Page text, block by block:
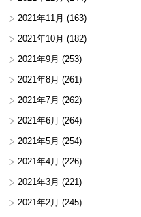
2021年11月 (163)
2021年10月 (182)
2021年9月 (253)
2021年8月 (261)
2021年7月 (262)
2021年6月 (264)
2021年5月 (254)
2021年4月 (226)
2021年3月 (221)
2021年2月 (245)